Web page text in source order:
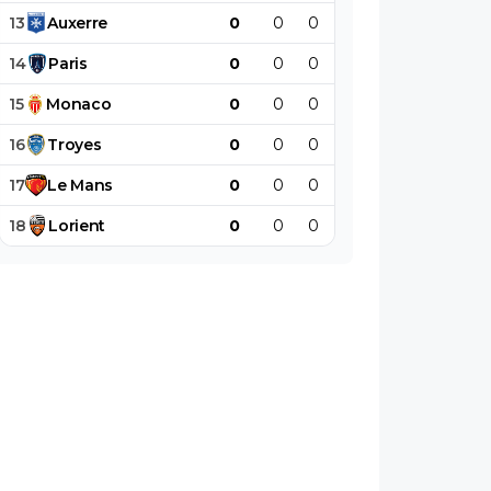
13 Auxerre 0 0 0
14 Paris 0 0 0
15 Monaco 0 0 0
16 Troyes 0 0 0
17 Le Mans 0 0 0
18 Lorient 0 0 0